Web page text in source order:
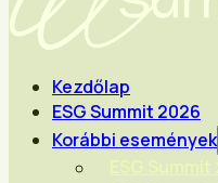
Kezdőlap
ESG Summit 2026
Korábbi események